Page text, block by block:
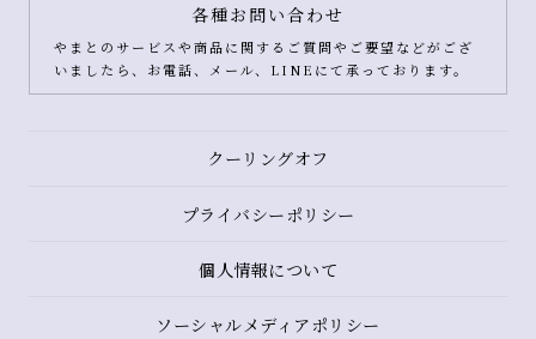
各種お問い合わせ
やまとのサービスや商品に関するご質問やご要望などがござ
いましたら、お電話、メール、LINEにて承っております。
クーリングオフ
プライバシーポリシー
個人情報について
ソーシャルメディアポリシー